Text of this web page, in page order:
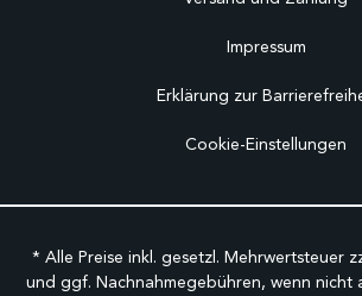
Impressum
Erklärung zur
Cookie-Einstellungen
* Alle Preise inkl. gesetzl. Mehrwertsteuer
und ggf. Nachnahmegebühren, wenn nicht